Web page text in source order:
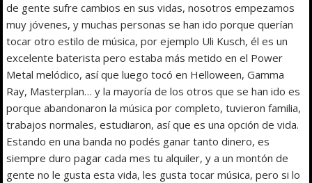
de gente sufre cambios en sus vidas, nosotros empezamos
muy jóvenes, y muchas personas se han ido porque querían
tocar otro estilo de música, por ejemplo Uli Kusch, él es un
excelente baterista pero estaba más metido en el Power
Metal melódico, así que luego tocó en Helloween, Gamma
Ray, Masterplan… y la mayoría de los otros que se han ido es
porque abandonaron la música por completo, tuvieron familia,
trabajos normales, estudiaron, así que es una opción de vida.
Estando en una banda no podés ganar tanto dinero, es
siempre duro pagar cada mes tu alquiler, y a un montón de
gente no le gusta esta vida, les gusta tocar música, pero si lo